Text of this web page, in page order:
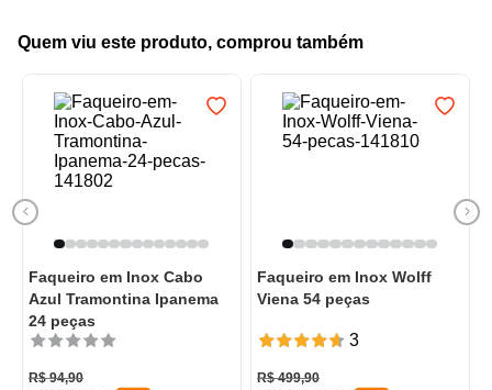
Quem viu este produto, comprou também
Faqueiro em Inox Cabo
Azul Tramontina Ipanema
24 peças
R$ 94,90
Faqueiro em Inox Wolff
Viena 54 peças
3
R$ 499,90